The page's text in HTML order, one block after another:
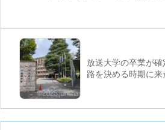
放送大学の卒業が
路を決める時期に来